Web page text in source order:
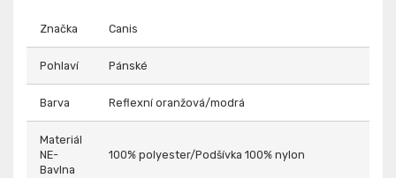
Značka Canis
Pohlaví Pánské
Barva Reflexní oranžová/modrá
Materiál
NE-
Bavlna
100% polyester/Podšívka 100% nylon